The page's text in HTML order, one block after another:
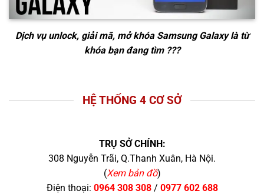
Dịch vụ unlock, giải mã, mở khóa Samsung Galaxylà từ
khóa bạn đang tìm ???
HỆ THỐNG 4 CƠ SỞ
TRỤ SỞ CHÍNH:
308 Nguyễn Trãi, Q.Thanh Xuân, Hà Nội.
(Xem bản đồ)
Điện thoại: 0964 308 308/ 0977 602 688